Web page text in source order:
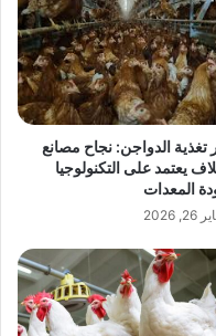
تغذية الدواجن: نجاح مصانع
يعتمد على التكنولوجيا
المعدات
2026